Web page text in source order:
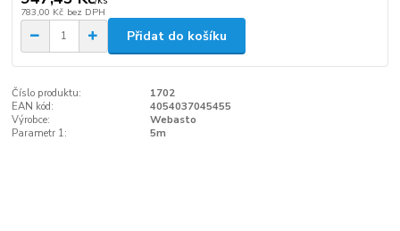
783,00 Kč bez DPH
Přidat do košíku
Číslo produktu:
1702
EAN kód:
4054037045455
Výrobce:
Webasto
Parametr 1:
5m